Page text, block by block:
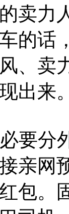
卖力
的话
、卖
出来
要分
亲网
包。